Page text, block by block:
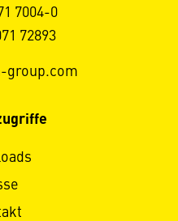
7004-0
72893
group.com